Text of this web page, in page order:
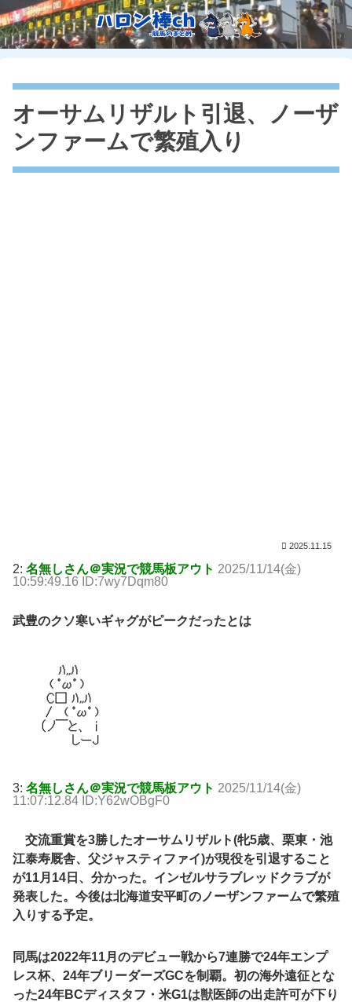
オーサムリザルト引退、ノーザ
ンファームで繁殖入り
2025.11.15
2: 名無しさん＠実況で競馬板アウト 2025/11/14(金)
10:59:49.16 ID:7wy7Dqm80
武豊のクソ寒いギャグがピークだったとは
3: 名無しさん＠実況で競馬板アウト 2025/11/14(金)
11:07:12.84 ID:Y62wOBgF0
交流重賞を3勝したオーサムリザルト(牝5歳、栗東・池
江泰寿厩舎、父ジャスティファイ)が現役を引退すること
が11月14日、分かった。インゼルサラブレッドクラブが
発表した。今後は北海道安平町のノーザンファームで繁殖
入りする予定。
同馬は2022年11月のデビュー戦から7連勝で24年エンプ
レス杯、24年ブリーダーズGCを制覇。初の海外遠征とな
った24年BCディスタフ・米G1は獣医師の出走許可が下り